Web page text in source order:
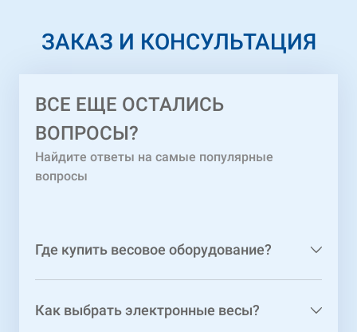
ЗАКАЗ И КОНСУЛЬТАЦИЯ
ВСЕ ЕЩЕ ОСТАЛИСЬ
ВОПРОСЫ?
Найдите ответы на самые популярные
вопросы
Где купить весовое оборудование?
Как выбрать электронные весы?